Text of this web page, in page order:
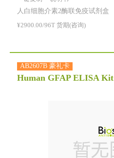
人白细胞介素2酶联免疫试剂盒
¥2900.00/96T 货期(咨询)
AB2607B 豪礼卡
Human GFAP ELISA Kit